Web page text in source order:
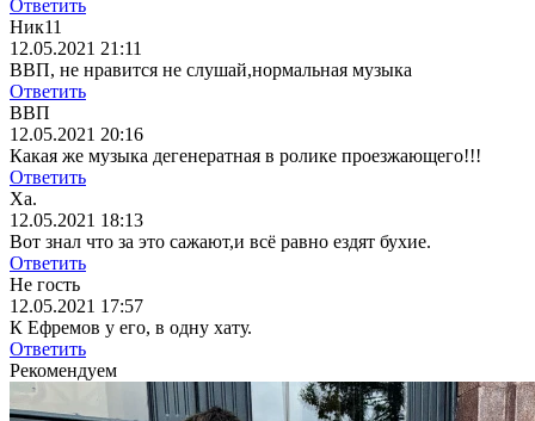
Ответить
Ник11
12.05.2021 21:11
ВВП, не нравится не слушай,нормальная музыка
Ответить
ВВП
12.05.2021 20:16
Какая же музыка дегенератная в ролике проезжающего!!!
Ответить
Ха.
12.05.2021 18:13
Вот знал что за это сажают,и всё равно ездят бухие.
Ответить
Не гость
12.05.2021 17:57
К Ефремов у его, в одну хату.
Ответить
Рекомендуем